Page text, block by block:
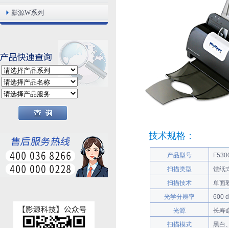
影源W系列
技术规格：
产品型号
扫描类型
馈纸
扫描技术
单面
光学分辨率
600
光源
长寿
扫描模式
黑白